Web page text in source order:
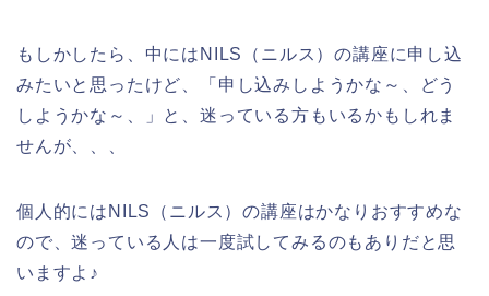
もしかしたら、中にはNILS（ニルス）の講座に申し込
みたいと思ったけど、「申し込みしようかな～、どう
しようかな～、」と、迷っている方もいるかもしれま
せんが、、、
個人的にはNILS（ニルス）の講座はかなりおすすめな
ので、迷っている人は一度試してみるのもありだと思
いますよ♪